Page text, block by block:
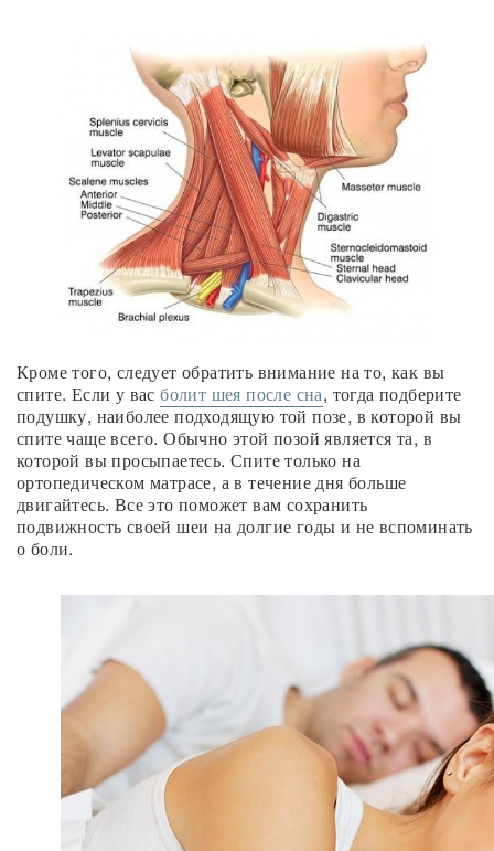
Кроме того, следует обратить внимание на то, как вы
спите. Если у васболит шея после сна, тогда подберите
подушку, наиболее подходящую той позе, в которой вы
спите чаще всего. Обычно этой позой является та, в
которой вы просыпаетесь. Спите только на
ортопедическом матрасе, а в течение дня больше
двигайтесь. Все это поможет вам сохранить
подвижность своей шеи на долгие годы и не вспоминать
о боли.